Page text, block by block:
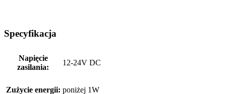
Specyfikacja
Napięcie
zasilania:
12-24V DC
Zużycie energii: poniżej 1W